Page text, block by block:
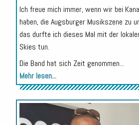
Ich freue mich immer, wenn wir bei
haben, die Augsburger Musikszene zu
das durfte ich dieses Mal mit der
Skies tun.
Die Band hat sich Zeit genommen...
Mehr lesen...